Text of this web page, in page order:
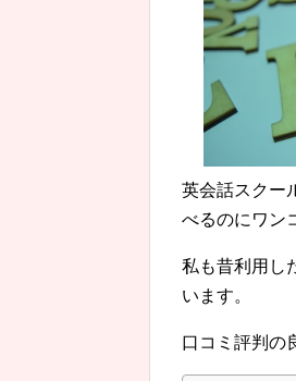
英会話スクー
べるのにワン
私も昔利用し
います。
口コミ評判の